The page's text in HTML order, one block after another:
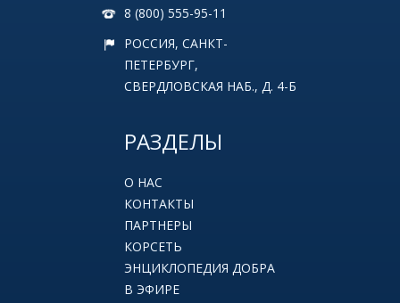
8 (800) 555-95-11
РОССИЯ, САНКТ-
ПЕТЕРБУРГ,
СВЕРДЛОВСКАЯ НАБ., Д. 4-Б
РАЗДЕЛЫ
О НАС
КОНТАКТЫ
ПАРТНЕРЫ
КОРСЕТЬ
ЭНЦИКЛОПЕДИЯ ДОБРА
В ЭФИРЕ